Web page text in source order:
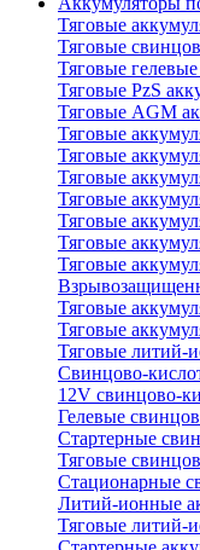
Тяговые
Тяговые
Тяговые
Тяговые PzS
Тяговые AGM
Тяговые
Тяговые
Тяговые
Тяговые
Тяговые
Тяговые
Тяговые
Тяговые
Тяговые
Тяговые
Свинцово-
12V свинцово-
Гелевые
Стартерные
Тяговые
Стационарные
Литий-ионные
Тяговые